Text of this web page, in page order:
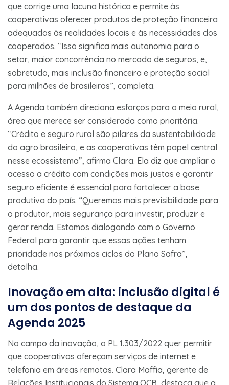
que corrige uma lacuna histórica e permite às
cooperativas oferecer produtos de proteção financeira
adequados às realidades locais e às necessidades dos
cooperados. “Isso significa mais autonomia para o
setor, maior concorrência no mercado de seguros, e,
sobretudo, mais inclusão financeira e proteção social
para milhões de brasileiros”, completa.
A Agenda também direciona esforços para o meio rural,
área que merece ser considerada como prioritária.
“Crédito e seguro rural são pilares da sustentabilidade
do agro brasileiro, e as cooperativas têm papel central
nesse ecossistema”, afirma Clara. Ela diz que ampliar o
acesso a crédito com condições mais justas e garantir
seguro eficiente é essencial para fortalecer a base
produtiva do país. “Queremos mais previsibilidade para
o produtor, mais segurança para investir, produzir e
gerar renda. Estamos dialogando com o Governo
Federal para garantir que essas ações tenham
prioridade nos próximos ciclos do Plano Safra”,
detalha.
Inovação em alta: inclusão digital é
um dos pontos de destaque da
Agenda 2025
No campo da inovação, o PL 1.303/2022 quer permitir
que cooperativas ofereçam serviços de internet e
telefonia em áreas remotas. Clara Maffia, gerente de
Relações Institucionais do Sistema OCB, destaca que a